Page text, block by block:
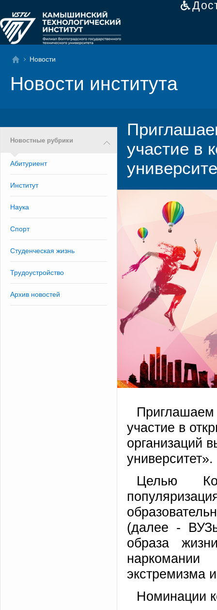
Новости
Новости института
Новостные рубрики
Абитуриент
Институт
Наука
Спорт
Студенческая жизнь
Трудоустройство
Архив новостей
участие в
Приглашаем
участие в
организаций
университет».
Целью
(далее -
образа
экстремизма